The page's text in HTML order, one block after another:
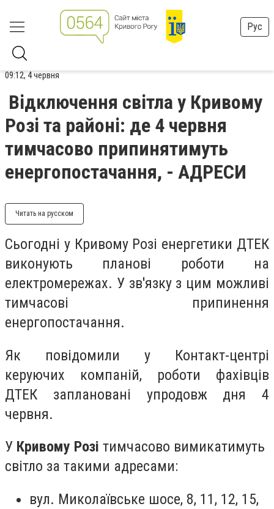
Рус
09:12, 4 червня
Відключення світла у Кривому
Розі та районі: де 4 червня
тимчасово припинятимуть
енергопостачання, - АДРЕСИ
Читать на русском
Сьогодні у Кривому Розі енергетики ДТЕК
виконують планові роботи на
електромережах. У зв'язку з цим можливі
тимчасові припинення
енергопостачання.
Як повідомили у Контакт-центрі
керуючих компаній, роботи фахівців
ДТЕК заплановані упродовж дня 4
червня.
У Кривому Розі тимчасово вимикатимуть
світло за такими адресами:
вул. Миколаївське шосе, 8, 11, 12, 15,